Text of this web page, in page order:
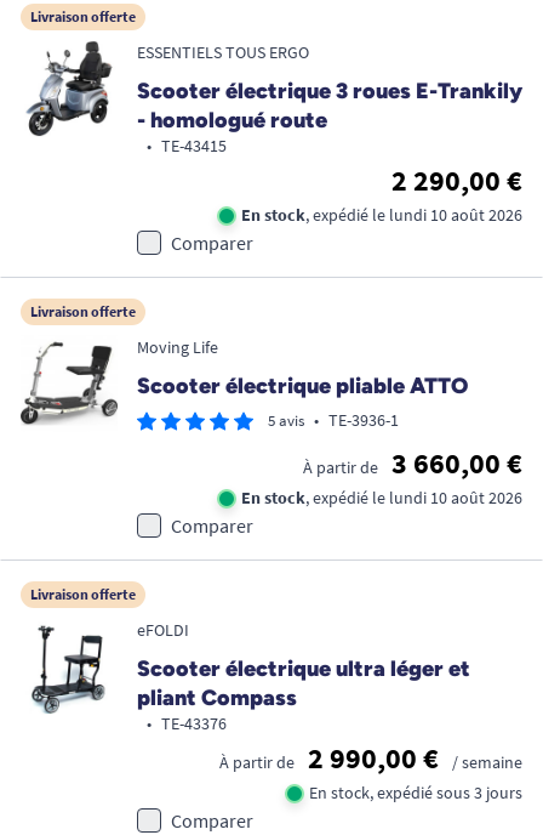
Livraison offerte
ESSENTIELS TOUS ERGO
Scooter électrique 3 roues E-Trankily
- homologué route
• TE-43415
2 290,00 €
En stock, expédié le lundi 10 août 2026
Comparer
Livraison offerte
Moving Life
Scooter électrique pliable ATTO
5 avis • TE-3936-1
À partir de 3 660,00 €
En stock, expédié le lundi 10 août 2026
Comparer
Livraison offerte
eFOLDI
Scooter électrique ultra léger et
pliant Compass
• TE-43376
À partir de
2 990,00 €
/ semaine
En stock, expédié sous 3 jours
Comparer